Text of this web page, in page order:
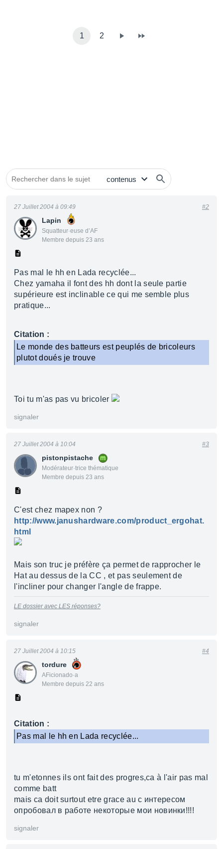
1 2
Lapin
Squatteur·euse d’AF
Membre depuis 23 ans
27 Juillet 2004 à 09:49 #2
Pas mal le hh en Lada recyclée...
Chez yamaha il font des hh dont la seule partie
supérieure est inclinable ce qui me semble plus
pratique...
Citation :
Le monde des batteurs est peuplés de bricoleurs
plutot doués je trouve
Toi tu m'as pas vu bricoler
signaler
pistonpistache
Modérateur·trice thématique
Membre depuis 23 ans
27 Juillet 2004 à 10:04 #3
C'est chez mapex non ?
http://www.janushardware.com/product_ergohat.
html
Mais son truc je préfère ça permet de rapprocher le
Hat au dessus de la CC , et pas seulement de
l'incliner pour changer l'angle de frappe.
LE dossier avec LES réponses?
signaler
tordure
AFicionado·a
Membre depuis 22 ans
27 Juillet 2004 à 10:15 #4
Citation :
Pas mal le hh en Lada recyclée...
tu m'etonnes ils ont fait des progres,ca à l'air pas mal
comme batt
mais ca doit surtout etre grace au с интересом
опробовал в работе некоторые мои новинки!!!!
signaler